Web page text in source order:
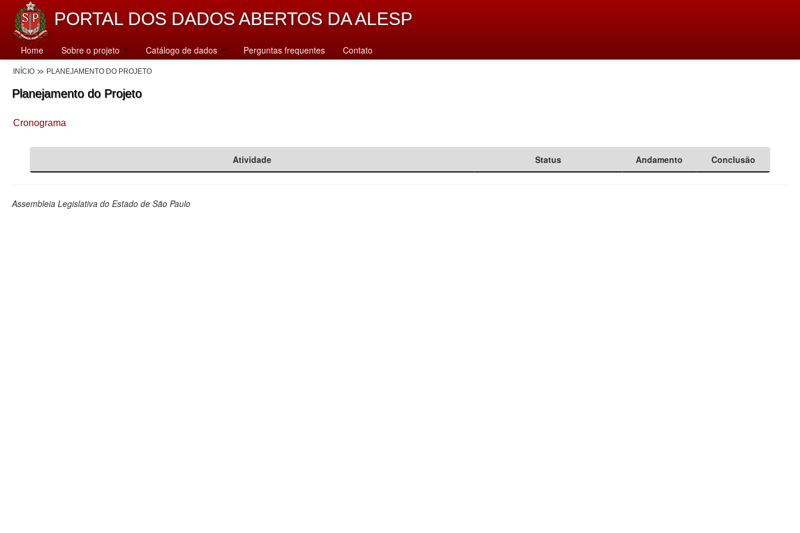
PORTAL DOS DADOS ABERTOS DA ALESP
Home Sobre o projeto Catálogo de dados Perguntas frequentes Contato
INÍCIO PLANEJAMENTO DO PROJETO
Planejamento do Projeto
Cronograma
Atividade Status Andamento Conclusão
Assembleia Legislativa do Estado de São Paulo